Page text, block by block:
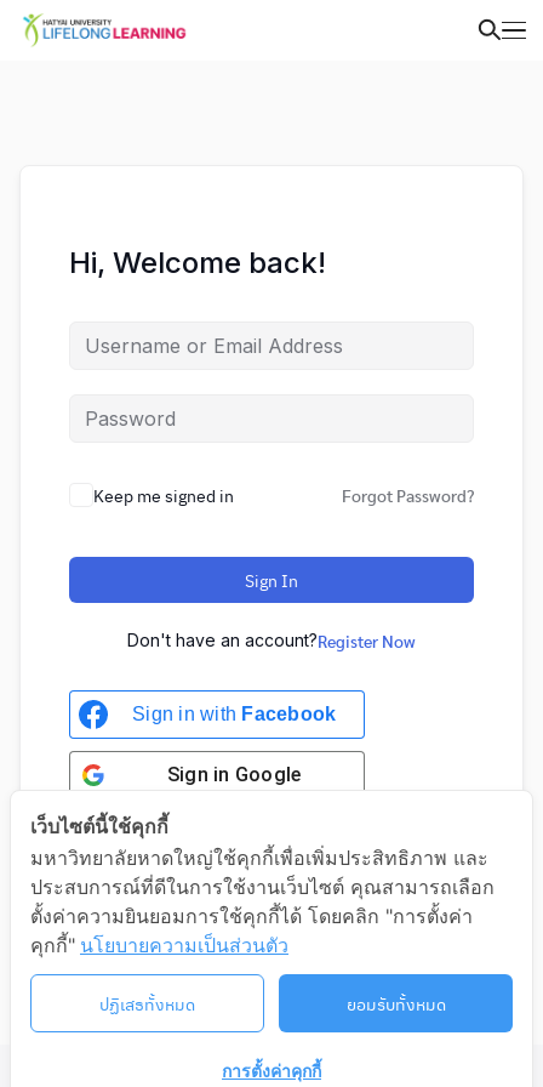
Hi, Welcome back!
Keep me signed in Forgot Password?
Sign In
Don't have an account?Register Now
Sign in with Facebook
Sign in Google
Sign in with Google
©2026 LIFELONG.HU.AC.TH. ALL RIGHTS RESERVED.
เว็บไซต์นี้ใช้คุกกี้
มหาวิทยาลัยหาดใหญ่ใช้คุกกี้เพื่อเพิ่มประสิทธิภาพ และ
ประสบการณ์ที่ดีในการใช้งานเว็บไซต์ คุณสามารถเลือก
ตั้งค่าความยินยอมการใช้คุกกี้ได้ โดยคลิก "การตั้งค่า
คุกกี้" นโยบายความเป็นส่วนตัว
ปฏิเสธทั้งหมด ยอมรับทั้งหมด
การตั้งค่าคุกกี้